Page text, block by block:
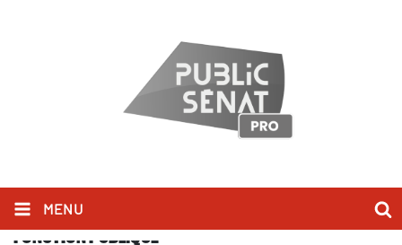
MENU
FONCTION PUBLIQUE